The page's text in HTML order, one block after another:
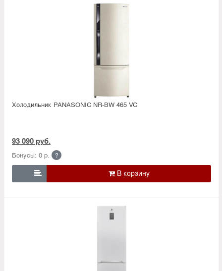
Холодильник PANASONIC NR-BW 465 VC
93 090 руб.
Бонусы: 0 р. ?
